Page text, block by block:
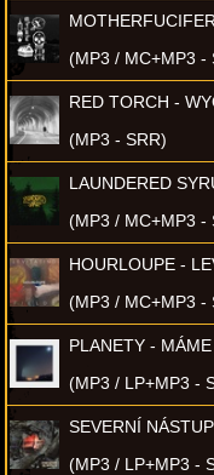
(MP3 / MC+MP3 -
RED TORCH -
(MP3 - SRR)
LAUNDERED
(MP3 / MC+MP3 -
HOURLOUPE -
(MP3 / MC+MP3 -
PLANETY -
(MP3 / LP+MP3 -
SEVERNÍ
(MP3 / LP+MP3 -